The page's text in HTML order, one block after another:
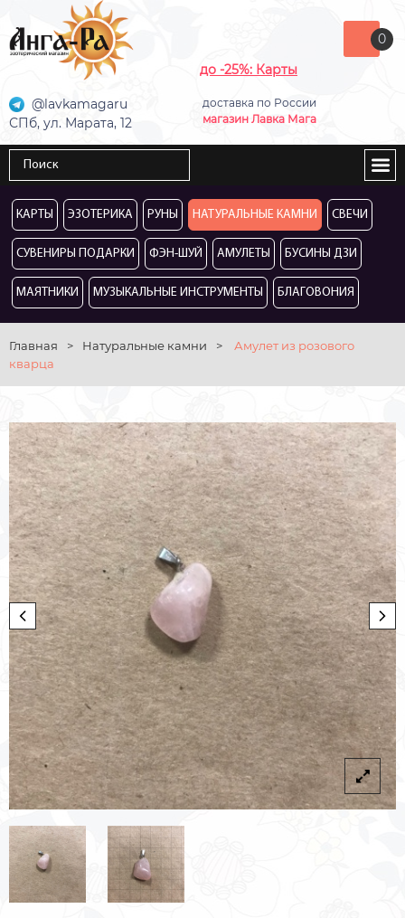
до -25%: Карты
доставка по России
магазин Лавка Мага
@lavkamagaru
СПб, ул. Марата, 12
0
КАРТЫ ЭЗОТЕРИКА РУНЫ НАТУРАЛЬНЫЕ КАМНИ СВЕЧИ
СУВЕНИРЫ ПОДАРКИ ФЭН-ШУЙ АМУЛЕТЫ БУСИНЫ ДЗИ
МАЯТНИКИ МУЗЫКАЛЬНЫЕ ИНСТРУМЕНТЫ БЛАГОВОНИЯ
Главная > Натуральные камни >
Амулет из розового
кварца